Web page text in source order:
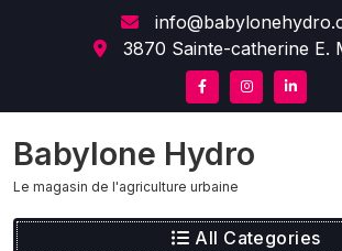
3870 Sainte-catherine E.
Babylone Hydro
Le magasin de l'agriculture urbaine
All Categories